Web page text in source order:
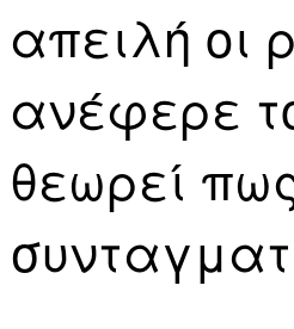
απειλή οι
ανέφερε
θεωρεί